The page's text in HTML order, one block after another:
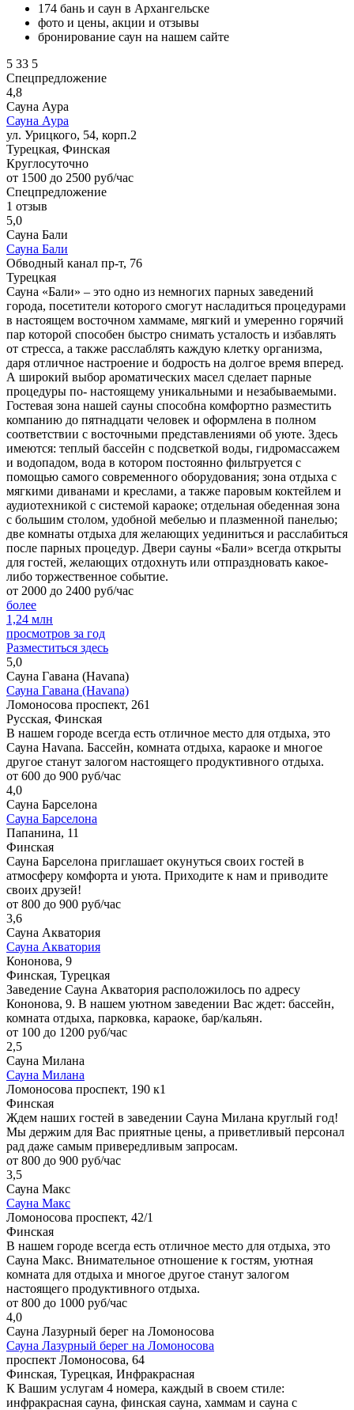
174 бань и саун в Архангельске
фото и цены, акции и отзывы
бронирование саун на нашем сайте
5 33 5
Спецпредложение
4,8
Сауна Аура
Сауна Аура
ул. Урицкого, 54, корп.2
Турецкая, Финская
Круглосуточно
от 1500 до 2500 руб/час
Спецпредложение
1 отзыв
5,0
Сауна Бали
Сауна Бали
Обводный канал пр-т, 76
Турецкая
Сауна «Бали» – это одно из немногих парных заведений
города, посетители которого смогут насладиться процедурами
в настоящем восточном хаммаме, мягкий и умеренно горячий
пар которой способен быстро снимать усталость и избавлять
от стресса, а также расслаблять каждую клетку организма,
даря отличное настроение и бодрость на долгое время вперед.
А широкий выбор ароматических масел сделает парные
процедуры по- настоящему уникальными и незабываемыми.
Гостевая зона нашей сауны способна комфортно разместить
компанию до пятнадцати человек и оформлена в полном
соответствии с восточными представлениями об уюте. Здесь
имеются: теплый бассейн с подсветкой воды, гидромассажем
и водопадом, вода в котором постоянно фильтруется с
помощью самого современного оборудования; зона отдыха с
мягкими диванами и креслами, а также паровым коктейлем и
аудиотехникой с системой караоке; отдельная обеденная зона
с большим столом, удобной мебелью и плазменной панелью;
две комнаты отдыха для желающих уединиться и расслабиться
после парных процедур. Двери сауны «Бали» всегда открыты
для гостей, желающих отдохнуть или отпраздновать какое-
либо торжественное событие.
от 2000 до 2400 руб/час
более
1,24 млн
просмотров за год
Разместиться здесь
5,0
Сауна Гавана (Havana)
Сауна Гавана (Havana)
Ломоносова проспект, 261
Русская, Финская
В нашем городе всегда есть отличное место для отдыха, это
Сауна Havana. Бассейн, комната отдыха, караоке и многое
другое станут залогом настоящего продуктивного отдыха.
от 600 до 900 руб/час
4,0
Сауна Барселона
Сауна Барселона
Папанина, 11
Финская
Сауна Барселона приглашает окунуться своих гостей в
атмосферу комфорта и уюта. Приходите к нам и приводите
своих друзей!
от 800 до 900 руб/час
3,6
Сауна Акватория
Сауна Акватория
Кононова, 9
Финская, Турецкая
Заведение Сауна Акватория расположилось по адресу
Кононова, 9. В нашем уютном заведении Вас ждет: бассейн,
комната отдыха, парковка, караоке, бар/кальян.
от 100 до 1200 руб/час
2,5
Сауна Милана
Сауна Милана
Ломоносова проспект, 190 к1
Финская
Ждем наших гостей в заведении Сауна Милана круглый год!
Мы держим для Вас приятные цены, а приветливый персонал
рад даже самым привередливым запросам.
от 800 до 900 руб/час
3,5
Сауна Макс
Сауна Макс
Ломоносова проспект, 42/1
Финская
В нашем городе всегда есть отличное место для отдыха, это
Сауна Макс. Внимательное отношение к гостям, уютная
комната для отдыха и многое другое станут залогом
настоящего продуктивного отдыха.
от 800 до 1000 руб/час
4,0
Сауна Лазурный берег на Ломоносова
Сауна Лазурный берег на Ломоносова
проспект Ломоносова, 64
Финская, Турецкая, Инфракрасная
К Вашим услугам 4 номера, каждый в своем стиле:
инфракрасная сауна, финская сауна, хаммам и сауна с